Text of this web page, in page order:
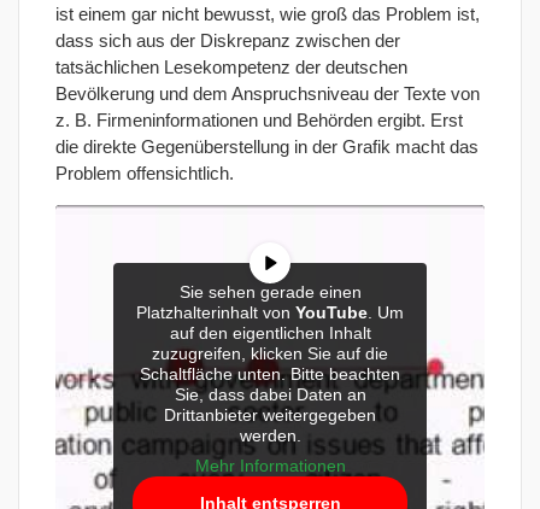
ist einem gar nicht bewusst, wie groß das Problem ist,
dass sich aus der Diskrepanz zwischen der
tatsächlichen Lesekompetenz der deutschen
Bevölkerung und dem Anspruchsniveau der Texte von
z. B. Firmeninformationen und Behörden ergibt. Erst
die direkte Gegenüberstellung in der Grafik macht das
Problem offensichtlich.
Sie sehen gerade einen
Platzhalterinhalt von YouTube . Um
auf den eigentlichen Inhalt
zuzugreifen, klicken Sie auf die
Schaltfläche unten. Bitte beachten
Sie, dass dabei Daten an
Drittanbieter weitergegeben
werden.
Mehr Informationen
Inhalt entsperren